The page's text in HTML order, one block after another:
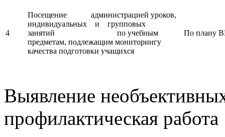
4
Посещение администрацией уроков,
индивидуальных и групповых
занятий по учебным
предметам, подлежащим мониторингу
качества подготовки учащихся
По плану
Выявление
профилактическая работа